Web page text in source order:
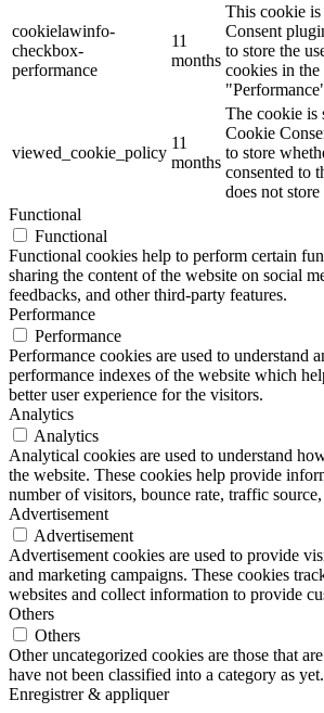
cookielawinfo-
checkbox-
performance
11
months
This cookie
Consent
to store the
cookies in the
viewed_cookie_policy
11
months
The cookie is
Cookie
to store
consented to
does not
Functional
Functional
Functional cookies help to perform certain
sharing the content of the website on social
feedbacks, and other third-party features.
Performance
Performance
Performance cookies are used to understand
performance indexes of the website which
better user experience for the visitors.
Analytics
Analytics
Analytical cookies are used to understand
the website. These cookies help provide
number of visitors, bounce rate, traffic source,
Advertisement
Advertisement
Advertisement cookies are used to provide
and marketing campaigns. These cookies
websites and collect information to provide
Others
Others
Other uncategorized cookies are those that
have not been classified into a category as yet.
Enregistrer & appliquer